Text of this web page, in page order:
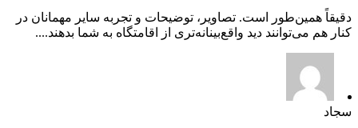
دقیقاً همین‌طور است. تصاویر، توضیحات و تجربه سایر مهمانان در
کنار هم می‌توانند دید واقع‌بینانه‌تری از اقامتگاه به شما بدهند....
سجاد